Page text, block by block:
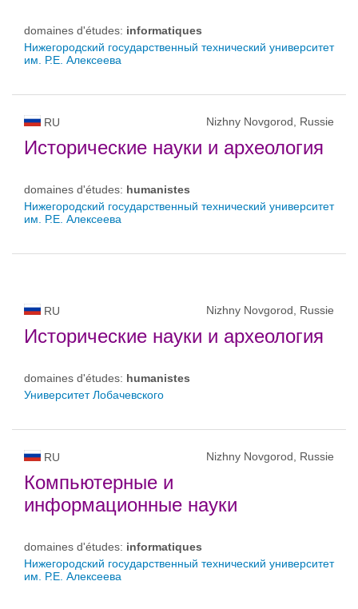
domaines d'études: informatiques
Нижегородский государственный технический университет
им. Р.Е. Алексеева
RU Nizhny Novgorod, Russie
Исторические науки и археология
domaines d'études: humanistes
Нижегородский государственный технический университет
им. Р.Е. Алексеева
RU Nizhny Novgorod, Russie
Исторические науки и археология
domaines d'études: humanistes
Университет Лобачевского
RU Nizhny Novgorod, Russie
Компьютерные и
информационные науки
domaines d'études: informatiques
Нижегородский государственный технический университет
им. Р.Е. Алексеева